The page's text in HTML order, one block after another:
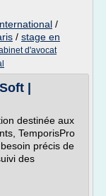
/
/ stage en
d'avocat
|
destinée aux
TemporisPro
précis de
des